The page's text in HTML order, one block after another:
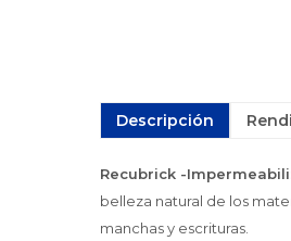
Descripción
Recubrick -
belleza natural de los
manchas y escrituras.